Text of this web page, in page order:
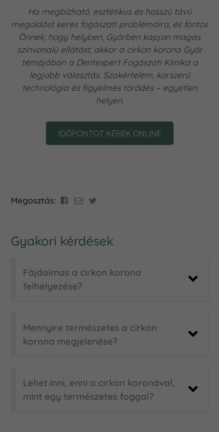
Ha megbízható, esztétikus és hosszú távú
megoldást keres fogászati problémáira, és fontos
Önnek, hogy helyben, Győrben kapjon magas
színvonalú ellátást, akkor a cirkon korona Győr
témájában a Dentexpert Fogászati Klinika a
legjobb választás. Szakértelem, korszerű
technológia és figyelmes törődés – egyetlen
helyen.
IDŐPONTOT KÉREK ONLINE
Megosztás:
Gyakori kérdések
Fájdalmas a cirkon korona
felhelyezése?
Mennyire természetes a cirkon
korona megjelenése?
Lehet inni, enni a cirkon koronával,
mint egy természetes foggal?